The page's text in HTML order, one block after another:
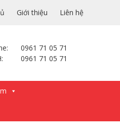
Giới thiệu Liên hệ
0961 71 05 71
0961 71 05 71